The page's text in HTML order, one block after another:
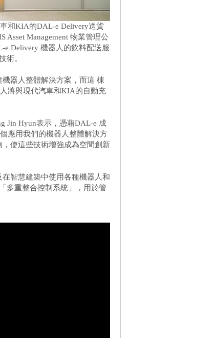
和KIA的DAL-e Delivery送貨
Management 物業管理公
e Delivery 機器人的飲料配送服
術。
器人整體解決方案，而這 棟
將與現代汽車和KIA的自動充
Jin Hyun表示，憑藉DAL-e 成
應用我們的機器人整體解決方
使這些技術增強成為空間創新
智慧建築中使用各種機器人和
多重整合控制系統」，用於管